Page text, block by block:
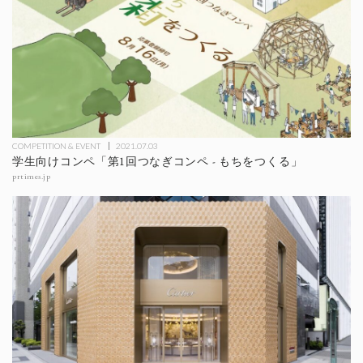
COMPETITION & EVENT 2021.07.03
学生向けコンペ「第1回つなぎコンペ - もちをつくる」
prtimes.jp